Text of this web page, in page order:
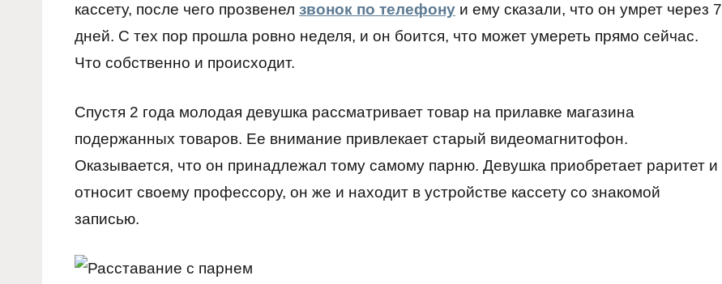
кассету, после чего прозвенел звонок по телефону и ему сказали, что он умрет через 7
дней. С тех пор прошла ровно неделя, и он боится, что может умереть прямо сейчас.
Что собственно и происходит.
Спустя 2 года молодая девушка рассматривает товар на прилавке магазина
подержанных товаров. Ее внимание привлекает старый видеомагнитофон.
Оказывается, что он принадлежал тому самому парню. Девушка приобретает раритет и
относит своему профессору, он же и находит в устройстве кассету со знакомой
записью.